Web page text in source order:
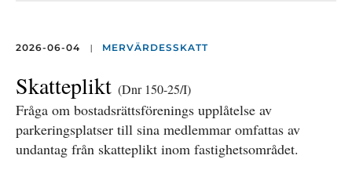
2026-06-04 | MERVÄRDESSKATT
Skatteplikt (Dnr 150-25/I)
Fråga om bostadsrättsförenings upplåtelse av
parkeringsplatser till sina medlemmar omfattas av
undantag från skatteplikt inom fastighetsområdet.